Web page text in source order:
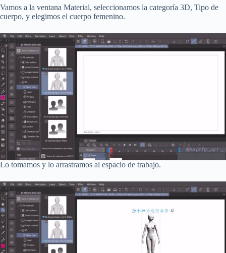
Vamos a la ventana Material, seleccionamos la categoría 3D, Tipo de
cuerpo, y elegimos el cuerpo femenino.
Lo tomamos y lo arrastramos al espacio de trabajo.